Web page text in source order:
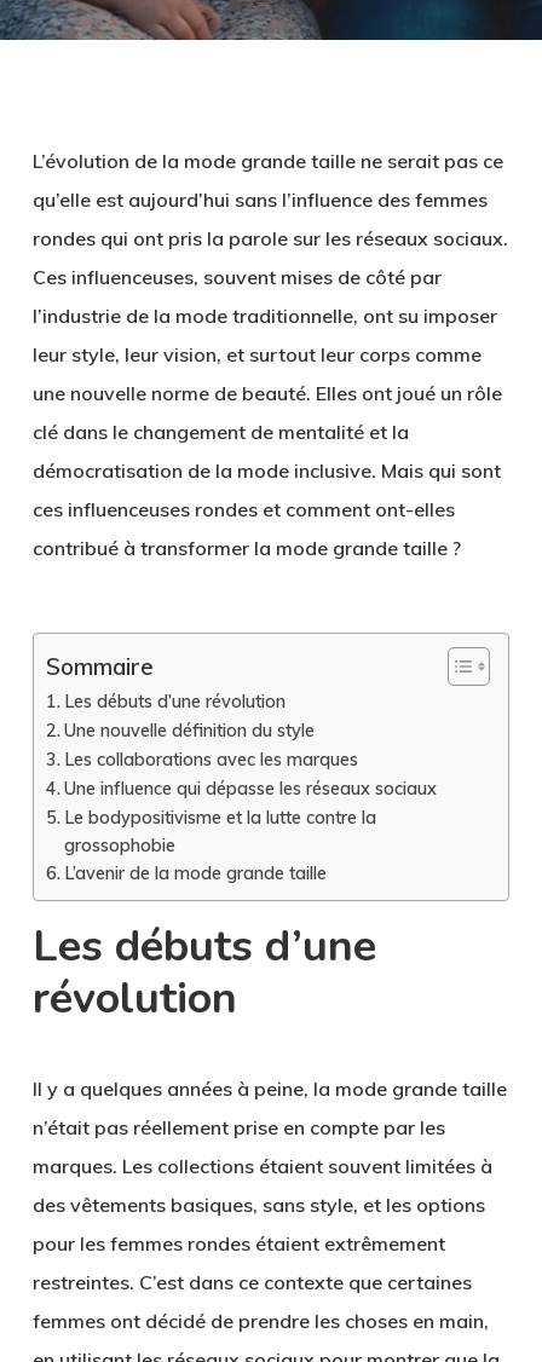
L’évolution de la mode grande taille ne serait pas ce
qu’elle est aujourd’hui sans l’influence des femmes
rondes qui ont pris la parole sur les réseaux sociaux.
Ces influenceuses, souvent mises de côté par
l’industrie de la mode traditionnelle, ont su imposer
leur style, leur vision, et surtout leur corps comme
une nouvelle norme de beauté. Elles ont joué un rôle
clé dans le changement de mentalité et la
démocratisation de la mode inclusive. Mais qui sont
ces influenceuses rondes et comment ont-elles
contribué à transformer la mode grande taille ?
Sommaire
Les débuts d’une révolution
Une nouvelle définition du style
Les collaborations avec les marques
Une influence qui dépasse les réseaux sociaux
Le bodypositivisme et la lutte contre la
grossophobie
L’avenir de la mode grande taille
Les débuts d’une
révolution
Il y a quelques années à peine, la mode grande taille
n’était pas réellement prise en compte par les
marques. Les collections étaient souvent limitées à
des vêtements basiques, sans style, et les options
pour les femmes rondes étaient extrêmement
restreintes. C’est dans ce contexte que certaines
femmes ont décidé de prendre les choses en main,